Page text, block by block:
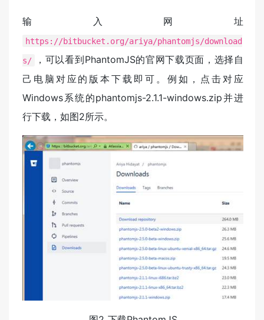
输入网址
https://bitbucket.org/ariya/phantomjs/download
s/
，可以看到PhantomJS的官网下载页面，选择自
己电脑对应的版本下载即可。例如，点击对应
Windows系统的phantomjs-2.1.1-windows.zip并进
行下载，如图2所示。